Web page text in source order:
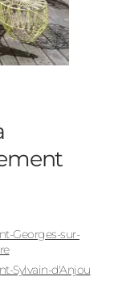
Georges-sur-
Sylvain-d'Anjou